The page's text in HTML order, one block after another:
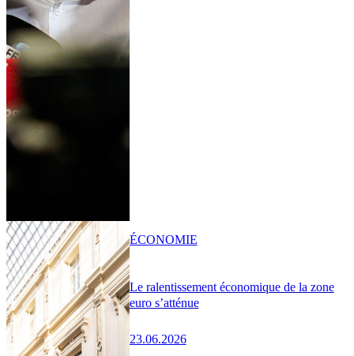
Le ralentissement économique de la zone
euro s’atténue
23.06.2026
ÉCONOMIE